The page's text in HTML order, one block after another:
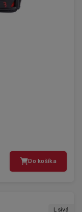
Do košíka
L sivá